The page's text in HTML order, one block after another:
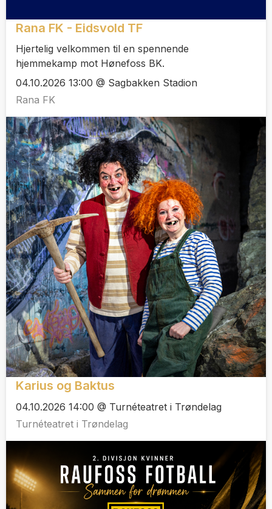
Rana FK - Eidsvold TF
Hjertelig velkommen til en spennende
hjemmekamp mot Hønefoss BK.
04.10.2026 13:00 @ Sagbakken Stadion
Rana FK
Karius og Baktus
04.10.2026 14:00 @ Turnéteatret i Trøndelag
Turnéteatret i Trøndelag